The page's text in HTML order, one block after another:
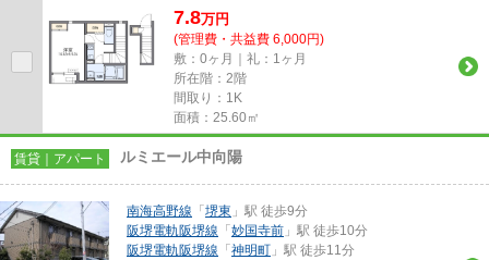
7.8万円
(管理費・共益費 6,000円)
敷：0ヶ月｜礼：1ヶ月
所在階：2階
間取り：1K
面積：25.60㎡
賃貸｜アパート ルミエール中向陽
南海高野線 「 堺東 」駅 徒歩9分
阪堺電軌阪堺線 「 妙国寺前 」駅 徒歩10分
阪堺電軌阪堺線 「 神明町 」駅 徒歩11分